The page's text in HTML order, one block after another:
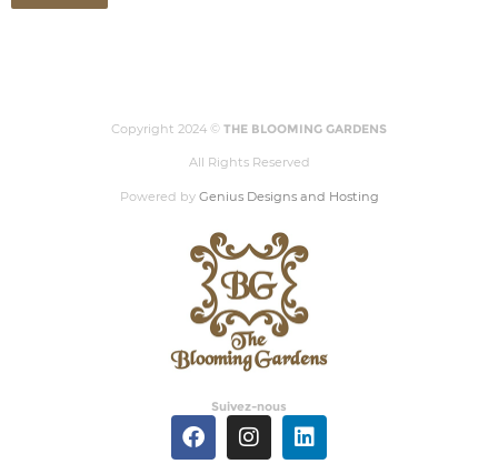
Copyright 2024 © THE BLOOMING GARDENS
All Rights Reserved
Powered by Genius Designs and Hosting
Suivez-nous